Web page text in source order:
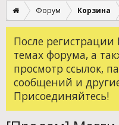
Форум Корзина
После
темах форума, а
просмотр ссылок,
сообщений и
Присоединяйтесь!